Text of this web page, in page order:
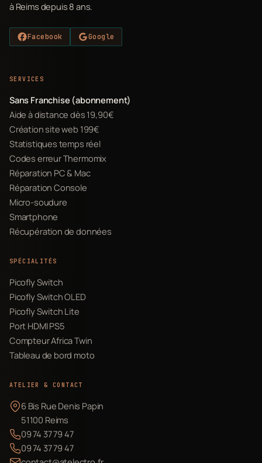
à Reims depuis 8 ans.
Facebook Google
SERVICES
Sans Franchise (abonnement)
Aide à distance dès 19,90€
Création site web 199€
Statistiques temps réel
Codes erreur Thermomix
Réparation PC & Mac
Réparation Console
Micro-soudure
Smartphone
Récupération de données
SPÉCIALITÉS
Picofly Switch
Picofly Switch OLED
Picofly Switch Lite
Port HDMI PS5
Compteur Africa Twin
Tableau de bord moto
ATELIER & CONTACT
6 Bis Rue Denis Papin
51100 Reims
09 74 37 79 47
09 74 37 79 47